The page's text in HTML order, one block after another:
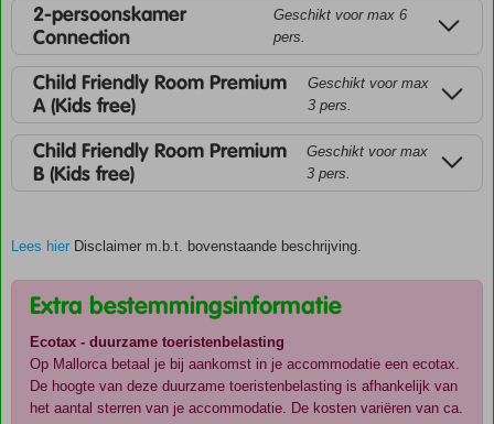
2-persoonskamer
Connection
Geschikt voor max 6
pers.
Child Friendly Room Premium
A (Kids free)
Geschikt voor max
3 pers.
Child Friendly Room Premium
B (Kids free)
Geschikt voor max
3 pers.
Lees hier Disclaimer m.b.t. bovenstaande beschrijving.
Extra bestemmingsinformatie
Ecotax - duurzame toeristenbelasting
Op Mallorca betaal je bij aankomst in je accommodatie een ecotax.
De hoogte van deze duurzame toeristenbelasting is afhankelijk van
het aantal sterren van je accommodatie. De kosten variëren van ca.